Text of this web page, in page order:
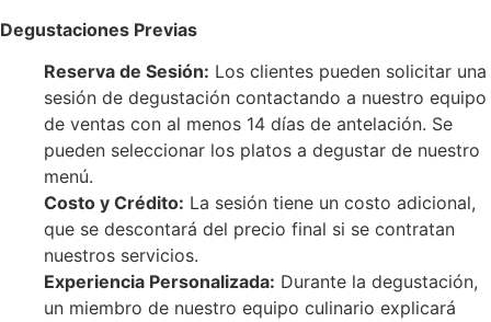
Degustaciones Previas
Reserva de Sesión: Los clientes pueden solicitar una
sesión de degustación contactando a nuestro equipo
de ventas con al menos 14 días de antelación. Se
pueden seleccionar los platos a degustar de nuestro
menú.
Costo y Crédito: La sesión tiene un costo adicional,
que se descontará del precio final si se contratan
nuestros servicios.
Experiencia Personalizada: Durante la degustación,
un miembro de nuestro equipo culinario explicará